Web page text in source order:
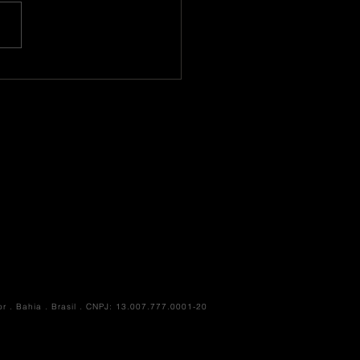
322
. Bahia . Brasil . CNPJ: 13.007.777.0001-20